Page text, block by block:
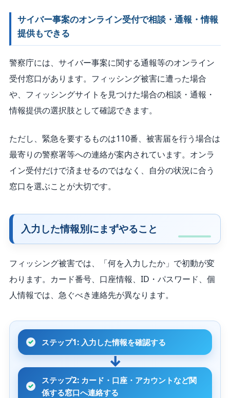
サイバー事案のオンライン受付で相談・通報・情報
提供もできる
警察庁には、サイバー事案に関する通報等のオンライン
受付窓口があります。フィッシング被害に遭った場合
や、フィッシングサイトを見つけた場合の相談・通報・
情報提供の選択肢として確認できます。
ただし、緊急を要するものは110番、被害届を行う場合は
最寄りの警察署等への連絡が案内されています。オンラ
イン受付だけで済ませるのではなく、自分の状況に合う
窓口を選ぶことが大切です。
入力した情報別にまずやること
フィッシング被害では、「何を入力したか」で初動が変
わります。カード番号、口座情報、ID・パスワード、個
人情報では、急ぐべき連絡先が異なります。
ステップ1: 入力した情報を確認する
ステップ2: カード・口座・アカウントなど関
係する窓口へ連絡する